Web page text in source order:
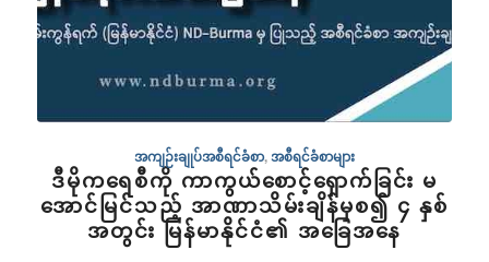
အကျဉ်းချုပ်အစီရင်ခံစာ,အစီရင်ခံစာများ
ဒီမိုကရေစီကို ကာကွယ်စောင့်ရှောက်ခြင်း မ
အောင်မြင်သည့် အာဏာသိမ်းချိန်မှစ၍ ၄ နှစ်
အတွင်း မြန်မာနိုင်ငံ၏ အခြေအနေ